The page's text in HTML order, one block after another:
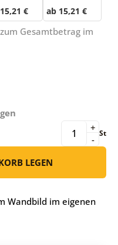
€ ab 15,21 €
Gesamtbetrag im
-
+ St
LEGEN
Wandbild im eigenen